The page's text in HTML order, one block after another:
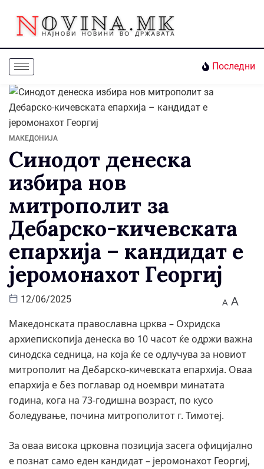
Последни
МАКЕДОНИЈА
Синодот денеска
избира нов
митрополит за
Дебарско-кичевската
епархија – кандидат е
јеромонахот Георгиј
12/06/2025 A A
Македонската православна црква – Охридска
архиепископија денеска во 10 часот ќе одржи важна
синодска седница, на која ќе се одлучува за новиот
митрополит на Дебарско-кичевската епархија. Оваа
епархија е без поглавар од ноември минатата
година, кога на 73-годишна возраст, по кусо
боледување, почина митрополитот г. Тимотеј.
За оваа висока црковна позиција засега официјално
е познат само еден кандидат – јеромонахот Георгиј,